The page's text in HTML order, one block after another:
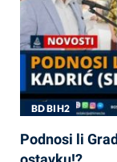
BD BIH2
Podnosi li